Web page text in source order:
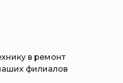
в ремонт
филиалов